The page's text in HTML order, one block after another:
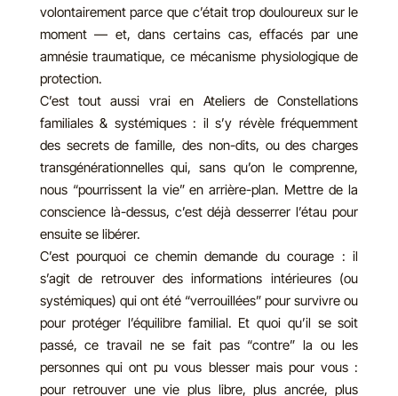
volontairement parce que c’était trop douloureux sur le
moment — et, dans certains cas, effacés par une
amnésie traumatique, ce mécanisme physiologique de
protection.
C’est tout aussi vrai en Ateliers de Constellations
familiales & systémiques : il s’y révèle fréquemment
des secrets de famille, des non-dits, ou des charges
transgénérationnelles qui, sans qu’on le comprenne,
nous “pourrissent la vie” en arrière-plan. Mettre de la
conscience là-dessus, c’est déjà desserrer l’étau pour
ensuite se libérer.
C’est pourquoi ce chemin demande du courage : il
s’agit de retrouver des informations intérieures (ou
systémiques) qui ont été “verrouillées” pour survivre ou
pour protéger l’équilibre familial. Et quoi qu’il se soit
passé, ce travail ne se fait pas “contre” la ou les
personnes qui ont pu vous blesser mais pour vous :
pour retrouver une vie plus libre, plus ancrée, plus